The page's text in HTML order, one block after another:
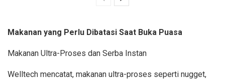
Makanan yang Perlu Dibatasi Saat Buka Puasa
Makanan Ultra-Proses dan Serba Instan
Welltech mencatat, makanan ultra-proses seperti nugget,